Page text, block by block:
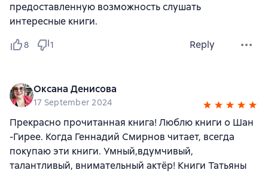
предоставленную возможность слушать
интересные книги.
8 1 Reply
Оксана Денисова
17 September 2024
Прекрасно прочитанная книга! Люблю книги о Шан
-Гирее. Когда Геннадий Смирнов читает, всегда
покупаю эти книги. Умный,вдумчивый,
талантливый, внимательный актёр! Книги Татьяны